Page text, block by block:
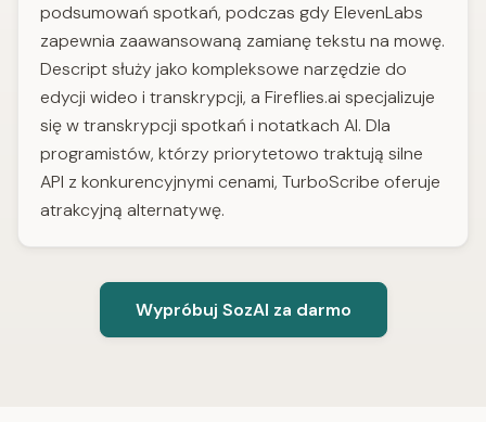
podsumowań spotkań, podczas gdy ElevenLabs
zapewnia zaawansowaną zamianę tekstu na mowę.
Descript służy jako kompleksowe narzędzie do
edycji wideo i transkrypcji, a Fireflies.ai specjalizuje
się w transkrypcji spotkań i notatkach AI. Dla
programistów, którzy priorytetowo traktują silne
API z konkurencyjnymi cenami, TurboScribe oferuje
atrakcyjną alternatywę.
Wypróbuj SozAI za darmo